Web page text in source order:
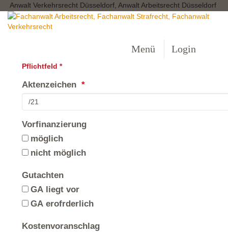
Anwalt Verkehrsrecht Düsseldorf, Anwalt Arbeitsrecht Düsseldorf
Menü Login
Pflichtfeld *
Aktenzeichen
Vorfinanzierung
möglich
nicht möglich
Gutachten
GA liegt vor
GA erofrderlich
Kostenvoranschlag